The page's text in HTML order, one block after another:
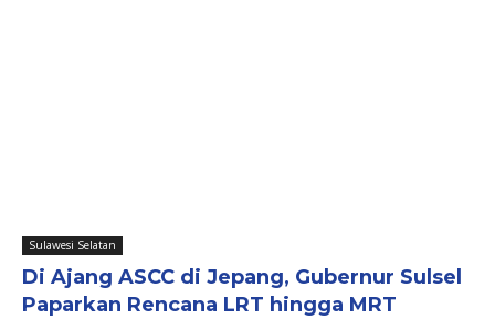
Sulawesi Selatan
Di Ajang ASCC di Jepang, Gubernur Sulsel
Paparkan Rencana LRT hingga MRT